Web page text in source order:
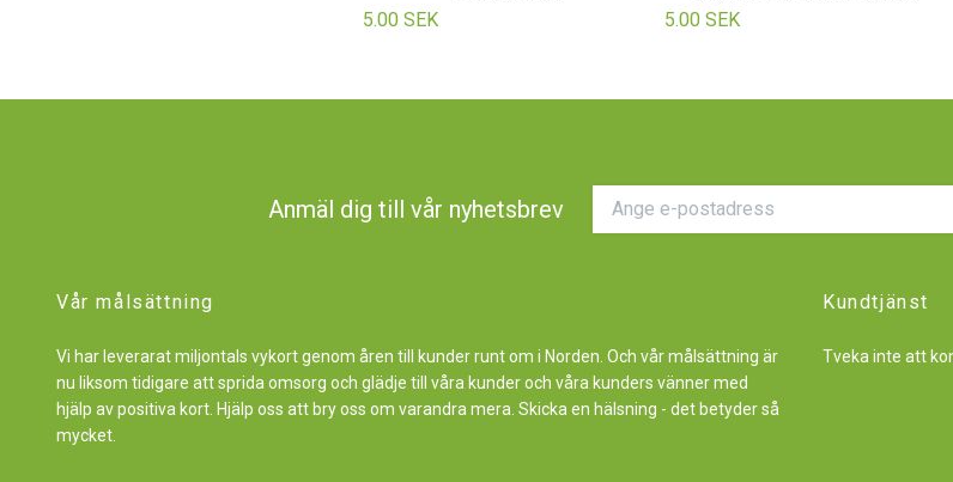
5.00 SEK 5.00 SEK
Anmäl dig till vår nyhetsbrev
Vår målsättning
Vi har leverarat miljontals vykort genom åren till kunder runt om i Norden. Och vår målsättning är
nu liksom tidigare att sprida omsorg och glädje till våra kunder och våra kunders vänner med
hjälp av positiva kort. Hjälp oss att bry oss om varandra mera. Skicka en hälsning - det betyder så
mycket.
Kundtjänst
Tveka inte att